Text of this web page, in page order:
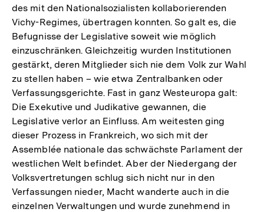
des mit den Nationalsozialisten kollaborierenden
Vichy-Regimes, übertragen konnten. So galt es, die
Befugnisse der Legislative soweit wie möglich
einzuschränken. Gleichzeitig wurden Institutionen
gestärkt, deren Mitglieder sich nie dem Volk zur Wahl
zu stellen haben – wie etwa Zentralbanken oder
Verfassungsgerichte. Fast in ganz Westeuropa galt:
Die Exekutive und Judikative gewannen, die
Legislative verlor an Einfluss. Am weitesten ging
dieser Prozess in Frankreich, wo sich mit der
Assemblée nationale das schwächste Parlament der
westlichen Welt befindet. Aber der Niedergang der
Volksvertretungen schlug sich nicht nur in den
Verfassungen nieder, Macht wanderte auch in die
einzelnen Verwaltungen und wurde zunehmend in